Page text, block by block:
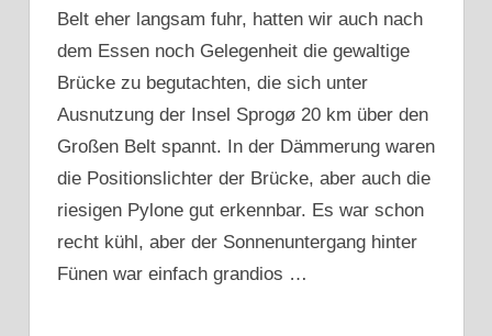
Belt eher langsam fuhr, hatten wir auch nach
dem Essen noch Gelegenheit die gewaltige
Brücke zu begutachten, die sich unter
Ausnutzung der Insel Sprogø 20 km über den
Großen Belt spannt. In der Dämmerung waren
die Positionslichter der Brücke, aber auch die
riesigen Pylone gut erkennbar. Es war schon
recht kühl, aber der Sonnenuntergang hinter
Fünen war einfach grandios …